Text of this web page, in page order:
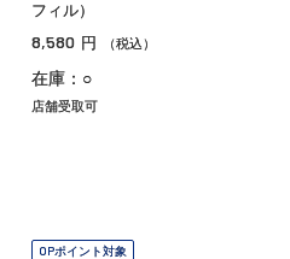
フィル）
8,580 円 （税込）
在庫：○
店舗受取可
OPポイント対象